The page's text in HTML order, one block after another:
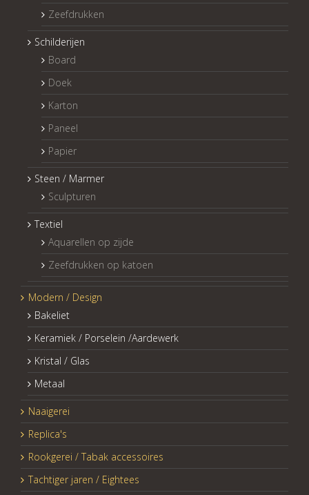
Zeefdrukken
Schilderijen
Board
Doek
Karton
Paneel
Papier
Steen / Marmer
Sculpturen
Textiel
Aquarellen op zijde
Zeefdrukken op katoen
Modern / Design
Bakeliet
Keramiek / Porselein /Aardewerk
Kristal / Glas
Metaal
Naaigerei
Replica's
Rookgerei / Tabak accessoires
Tachtiger jaren / Eightees